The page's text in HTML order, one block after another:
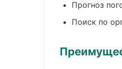
Прогноз
Поиск по